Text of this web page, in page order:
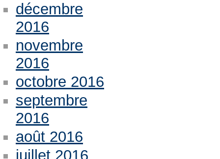
décembre
2016
novembre
2016
octobre 2016
septembre
2016
août 2016
juillet 2016